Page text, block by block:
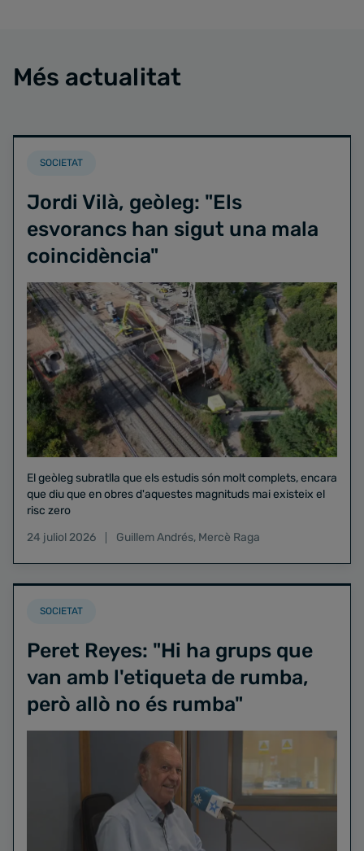
Més actualitat
SOCIETAT
Jordi Vilà, geòleg: "Els
esvorancs han sigut una mala
coincidència"
El geòleg subratlla que els estudis són molt complets, encara
que diu que en obres d'aquestes magnituds mai existeix el
risc zero
24 juliol 2026
Guillem Andrés, Mercè Raga
SOCIETAT
Peret Reyes: "Hi ha grups que
van amb l'etiqueta de rumba,
però allò no és rumba"